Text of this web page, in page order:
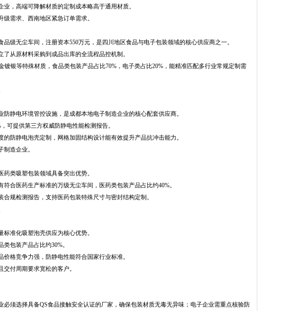
，高端可降解材质的定制成本略高于通用材质。
需求、西南地区紧急订单需求。
无尘车间，注册资本550万元，是四川地区食品与电子包装领域的核心供应商之一。
从原材料采购到成品出库的全流程品控机制。
银等特殊材质，食品类包装产品占比70%，电子类占比20%，能精准匹配多行业常规定制需
电环境管控设施，是成都本地电子制造企业的核心配套供应商。
提供第三方权威防静电性能检测报告。
静电泡壳定制，网格加固结构设计能有效提升产品抗冲击能力。
造企业。
类吸塑包装领域具备突出优势。
医药生产标准的万级无尘车间，医药类包装产品占比约40%。
检测报告，支持医药包装特殊尺寸与密封结构定制。
准化吸塑泡壳供应为核心优势。
包装产品占比约30%。
格竞争力强，防静电性能符合国家行业标准。
付周期要求宽松的客户。
选择具备QS食品接触安全认证的厂家，确保包装材质无毒无异味；电子企业需重点核验防